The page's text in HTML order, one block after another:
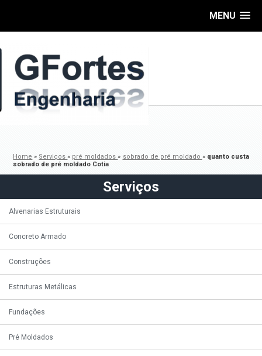
MENU
Home » Serviços» pré moldados» sobrado de pré moldado » quanto custa
sobrado de pré moldado Cotia
Serviços
Alvenarias Estruturais
Concreto Armado
Construções
Estruturas Metálicas
Fundações
Pré Moldados